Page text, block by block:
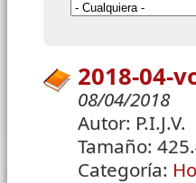
2018-04-
08/04/2018
Autor: P.I.J.V.
Tamaño:
Categoría: